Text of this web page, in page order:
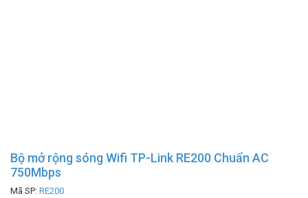
Bộ mở rộng sóng Wifi TP-Link RE200 Chuẩn AC
750Mbps
Mã SP: RE200